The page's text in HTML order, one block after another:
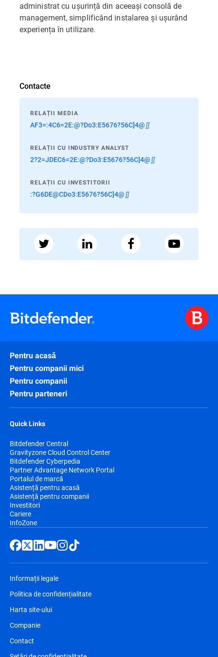
administrat cu ușurință din aceeași consolă de
management, simplificând instalarea și ușurând
experiența în utilizare.
Contacte
RELAȚII MEDIA
AF3=:4C6=2E:@?Do3:E5676?56C]4@∬
RELAȚII CU INDUSTRY ANALYST
2?2=JDEC6=2E:@?Do3:E5676?56C]4@∬
RELAȚII CU INVESTITORII
:?G6DE@CDo3:E5676?56C]4@∬
Pentru acasă
Pentru companii mici
Pentru companii
Pentru parteneri
Quick Links
Bitdefender Central
Gravityzone Cloud Control Center
Bitdefender Cyberpedia
Partner Advantage Network Portal
Portalul de marcă
Asistență pentru acasă
Asistență pentru companii
Investitori
Cariere
InfoZone
Informații legale
Politica de confidențialitate
Harta site-ului
Companie
Contact